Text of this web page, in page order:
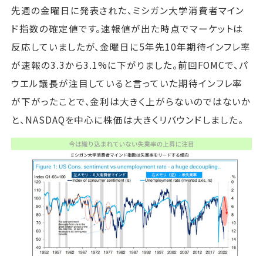
先週の金曜日に発表された、ミシガン大学消費者マイン
ド指数の確定値です。速報値が出た時点でマーケットは
反応していましたが、金曜日に5年先10年期待インフレ率
が速報の3.3から3.1%に下がりました。前回FOMCで、パ
ウエル議長が注目していると言っていた期待インフレ率
が下がったことで、金利は大きく上がらないのではないか
と、NASDAQを中心に株価は大きくリバウンドしました。